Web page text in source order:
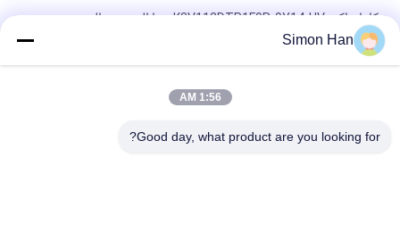
كاواساكي K3V112DTP1F9R-9Y14-HV جنبا إلى جنب المضخة
الهيدروليكية الرئيسية
باركر مضخة مكبس محوري متغيرة الضغط للخدمة الشاقة
Simon Han
1:56 AM
Good day, what product are you looking for?